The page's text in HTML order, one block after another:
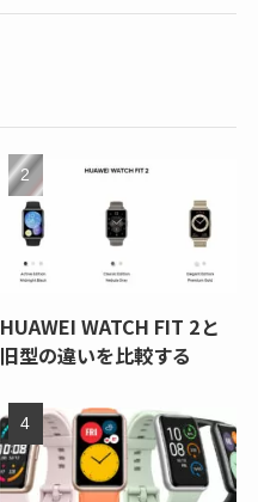
HUAWEI WATCH FIT 2と
旧型の違いを比較する